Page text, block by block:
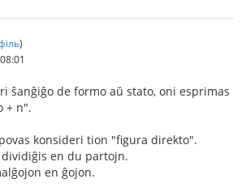
)
ŝanĝiĝo de formo aŭ stato, oni esprimas
+ n".
konsideri tion "figura direkto".
en du partojn.
en ĝojon.